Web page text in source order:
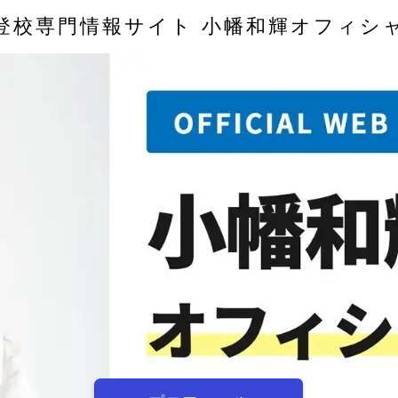
校専門情報サイト 小幡和輝オフィシ